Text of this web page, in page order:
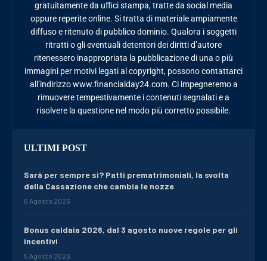
gratuitamente da uffici stampa, tratte da social media
oppure reperite online. Si tratta di materiale ampiamente
diffuso e ritenuto di pubblico dominio. Qualora i soggetti
ritratti o gli eventuali detentori dei diritti d’autore
ritenessero inappropriata la pubblicazione di una o più
immagini per motivi legati al copyright, possono contattarci
all’indirizzo www.financialday24.com. Ci impegneremo a
rimuovere tempestivamente i contenuti segnalati e a
risolvere la questione nel modo più corretto possibile.
ULTIMI POST
Sarà per sempre sì? Patti prematrimoniali, la svolta
della Cassazione che cambia le nozze
6 Agosto 2026
Bonus caldaia 2026, dal 3 agosto nuove regole per gli
incentivi
5 Agosto 2026